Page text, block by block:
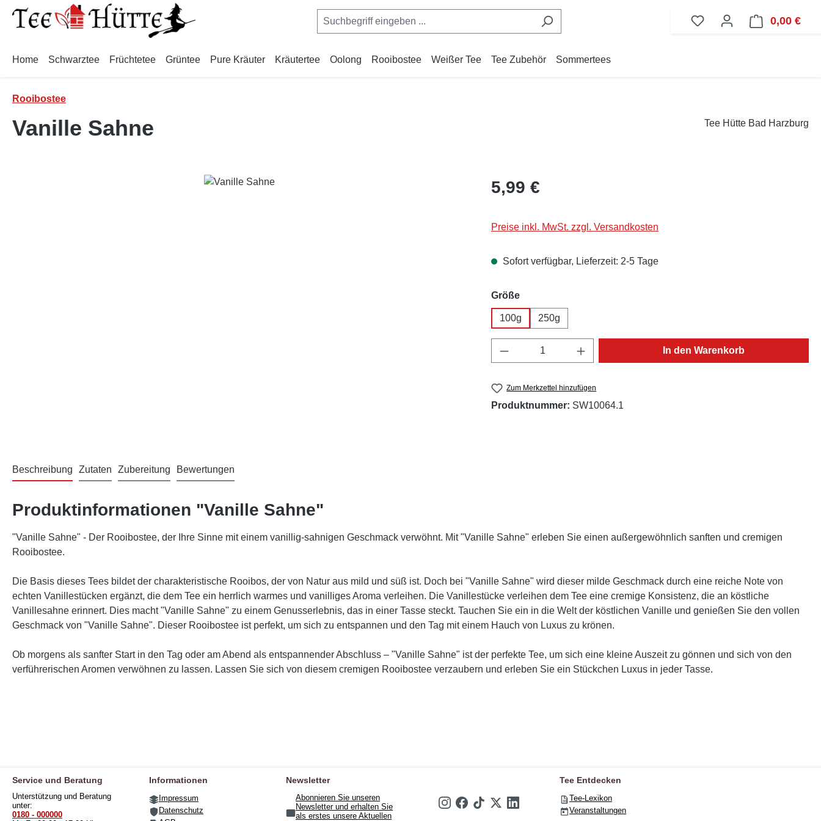
Hauptinhalt springen
Zur Suche springen
Zur Hauptnavigation springen
0,00 €
Home Schwarztee Früchtetee Grüntee Pure Kräuter Kräutertee Oolong Rooibostee Weißer Tee Tee Zubehör Sommertees
Rooibostee
Vanille Sahne Tee Hütte Bad Harzburg
Regulärer Preis:
5,99 €
Preise inkl. MwSt. zzgl. Versandkosten
Sofort verfügbar, Lieferzeit: 2-5 Tage
Größeauswählen
100g 250g
Produkt Anzahl: Gib den gewünschten Wert ein
In den Warenkorb
Zum Merkzettel hinzufügen
Produktnummer: SW10064.1
Beschreibung Zutaten Zubereitung Bewertungen
Produktinformationen "Vanille Sahne"
"Vanille Sahne" - Der Rooibostee, der Ihre Sinne mit einem vanillig-sahnigen Geschmack verwöhnt. Mit "Vanille Sahne" erleben Sie einen außergewöhnlich sanften und cremigen
Rooibostee.
Die Basis dieses Tees bildet der charakteristische Rooibos, der von Natur aus mild und süß ist. Doch bei "Vanille Sahne" wird dieser milde Geschmack durch eine reiche Note von
echten Vanillestücken ergänzt, die dem Tee ein herrlich warmes und vanilliges Aroma verleihen. Die Vanillestücke verleihen dem Tee eine cremige Konsistenz, die an köstliche
Vanillesahne erinnert. Dies macht "Vanille Sahne" zu einem Genusserlebnis, das in einer Tasse steckt. Tauchen Sie ein in die Welt der köstlichen Vanille und genießen Sie den vollen
Geschmack von "Vanille Sahne". Dieser Rooibostee ist perfekt, um sich zu entspannen und den Tag mit einem Hauch von Luxus zu krönen.
Ob morgens als sanfter Start in den Tag oder am Abend als entspannender Abschluss – "Vanille Sahne" ist der perfekte Tee, um sich eine kleine Auszeit zu gönnen und sich von den
verführerischen Aromen verwöhnen zu lassen. Lassen Sie sich von diesem cremigen Rooibostee verzaubern und erleben Sie ein Stückchen Luxus in jeder Tasse.
Service und Beratung
Unterstützung und Beratung
unter:
0180 - 000000
Informationen
Impressum
Datenschutz
Newsletter
Abonnieren Sie unseren
Newsletter und erhalten Sie
als erstes unsere Aktuellen
Tee Entdecken
Tee-Lexikon
Veranstaltungen